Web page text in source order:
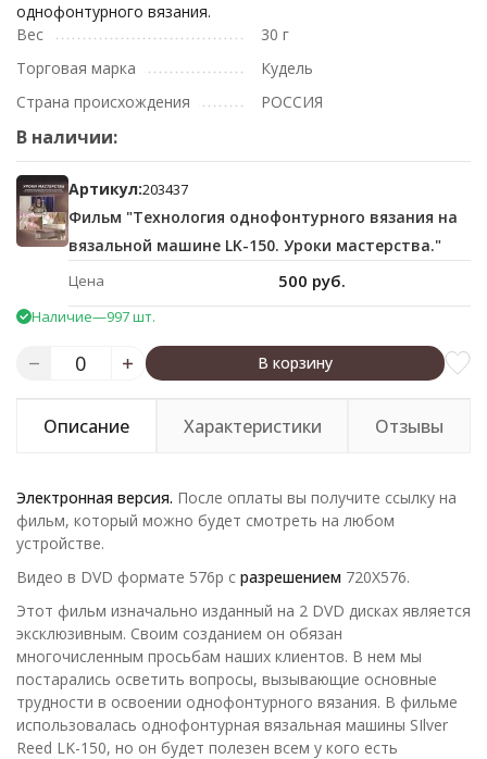
однофонтурного вязания.
Вес
30 г
Торговая марка
Кудель
Страна происхождения
РОССИЯ
В наличии:
Артикул:203437
Фильм "Технология однофонтурного вязания на
вязальной машине LK-150. Уроки мастерства."
Цена 500 руб.
Наличие—997 шт.
В корзину
Описание Характеристики Отзывы
Электронная версия. После оплаты вы получите ссылку на
фильм, который можно будет смотреть на любом
устройстве.
Видео в DVD формате 576p с разрешением 720Х576.
Этот фильм изначально изданный на 2 DVD дисках является
эксклюзивным. Своим созданием он обязан
многочисленным просьбам наших клиентов. В нем мы
постарались осветить вопросы, вызывающие основные
трудности в освоении однофонтурного вязания. В фильме
использовалась однофонтурная вязальная машины SIlver
Reed LK-150, но он будет полезен всем у кого есть